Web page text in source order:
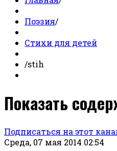
Поэзия/
Стихи для детей
/stih
Показать
Подписаться на этот
Среда, 07 мая 2014 02:54